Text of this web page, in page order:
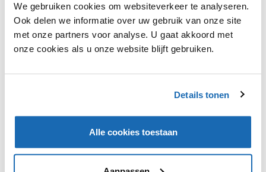
We gebruiken cookies om websiteverkeer te analyseren.
Ook delen we informatie over uw gebruik van onze site
met onze partners voor analyse. U gaat akkoord met
onze cookies als u onze website blijft gebruiken.
Details tonen
Alle cookies toestaan
Deze week is René Hendriks te gast bij een nieuwe
Thoughtful Thursday.